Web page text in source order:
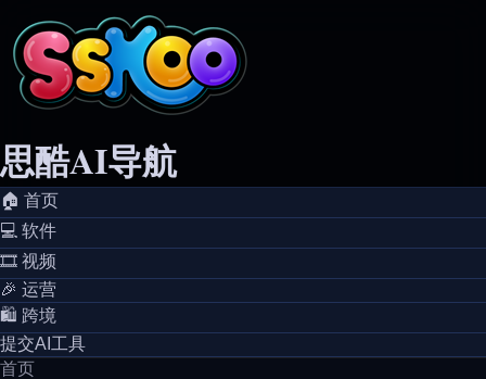
思酷AI导航
🏠️ 首页
💻️ 软件
🎞️ 视频
🎉 运营
🛍️ 跨境
提交AI工具
首页